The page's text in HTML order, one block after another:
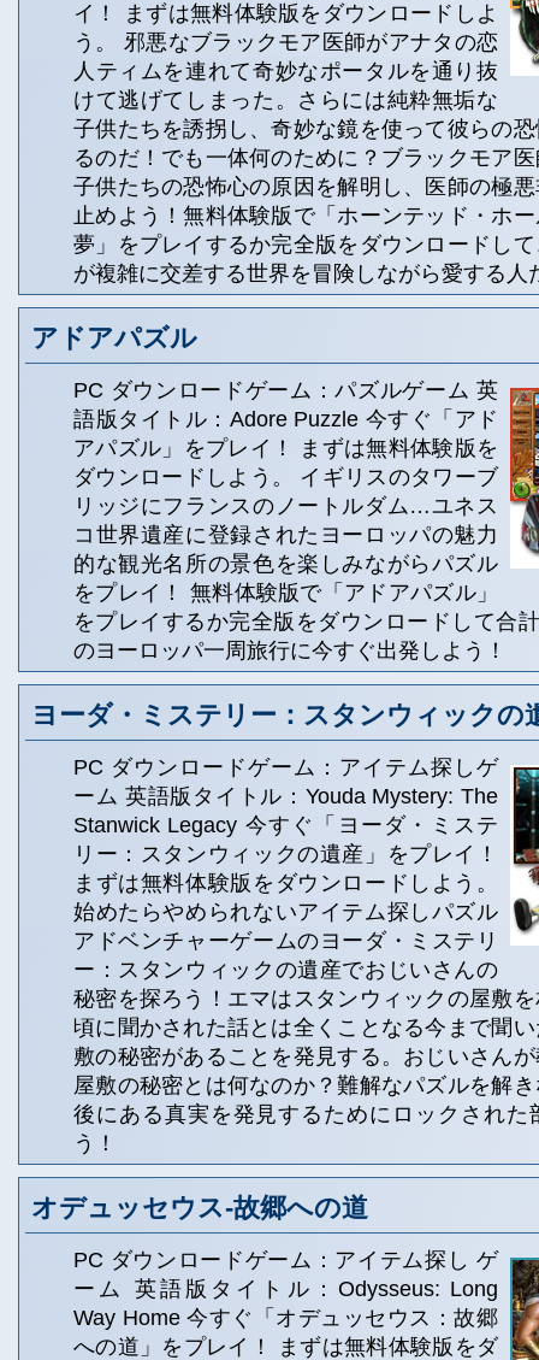
イ！ まずは無料体験版をダウンロードしよ
う。 邪悪なブラックモア医師がアナタの恋
人ティムを連れて奇妙なポータルを通り抜
けて逃げてしまった。さらには純粋無垢な
子供たちを誘拐し、奇妙な鏡を使って彼らの
るのだ！でも一体何のために？ブラックモア
子供たちの恐怖心の原因を解明し、医師の極
止めよう！無料体験版で「ホーンテッド・ホ
夢」をプレイするか完全版をダウンロードし
が複雑に交差する世界を冒険しながら愛する人
アドアパズル
PC ダウンロードゲーム：パズルゲーム 英
語版タイトル：Adore Puzzle 今すぐ「アド
アパズル」をプレイ！ まずは無料体験版を
ダウンロードしよう。 イギリスのタワーブ
リッジにフランスのノートルダム…ユネス
コ世界遺産に登録されたヨーロッパの魅力
的な観光名所の景色を楽しみながらパズル
をプレイ！ 無料体験版で「アドアパズル」
をプレイするか完全版をダウンロードして合
のヨーロッパ一周旅行に今すぐ出発しよう！
ヨーダ・ミステリー：スタンウィックの
PC ダウンロードゲーム：アイテム探しゲ
ーム 英語版タイトル：Youda Mystery: The
Stanwick Legacy 今すぐ「ヨーダ・ミステ
リー：スタンウィックの遺産」をプレイ！
まずは無料体験版をダウンロードしよう。
始めたらやめられないアイテム探しパズル
アドベンチャーゲームのヨーダ・ミステリ
ー：スタンウィックの遺産でおじいさんの
秘密を探ろう！エマはスタンウィックの屋敷
頃に聞かされた話とは全くことなる今まで聞
敷の秘密があることを発見する。おじいさん
屋敷の秘密とは何なのか？難解なパズルを解
後にある真実を発見するためにロックされた
う！
オデュッセウス‐故郷への道
PC ダウンロードゲーム：アイテム探し ゲ
ーム 英語版タイトル：Odysseus: Long
Way Home 今すぐ「オデュッセウス：故郷
への道」をプレイ！ まずは無料体験版をダ